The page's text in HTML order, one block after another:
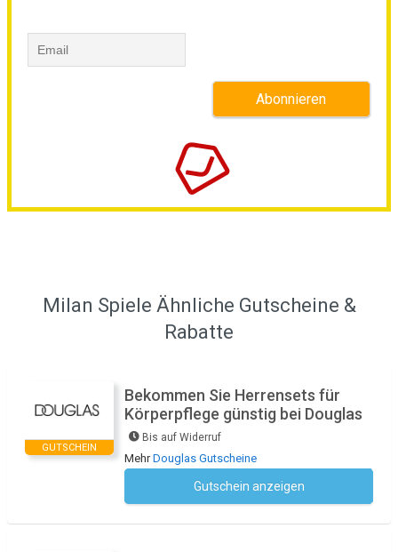
Milan Spiele Ähnliche Gutscheine &
Rabatte
GUTSCHEIN
Bekommen Sie Herrensets für
Körperpflege günstig bei Douglas
Bis auf Widerruf
MehrDouglas Gutscheine
Gutschein anzeigen